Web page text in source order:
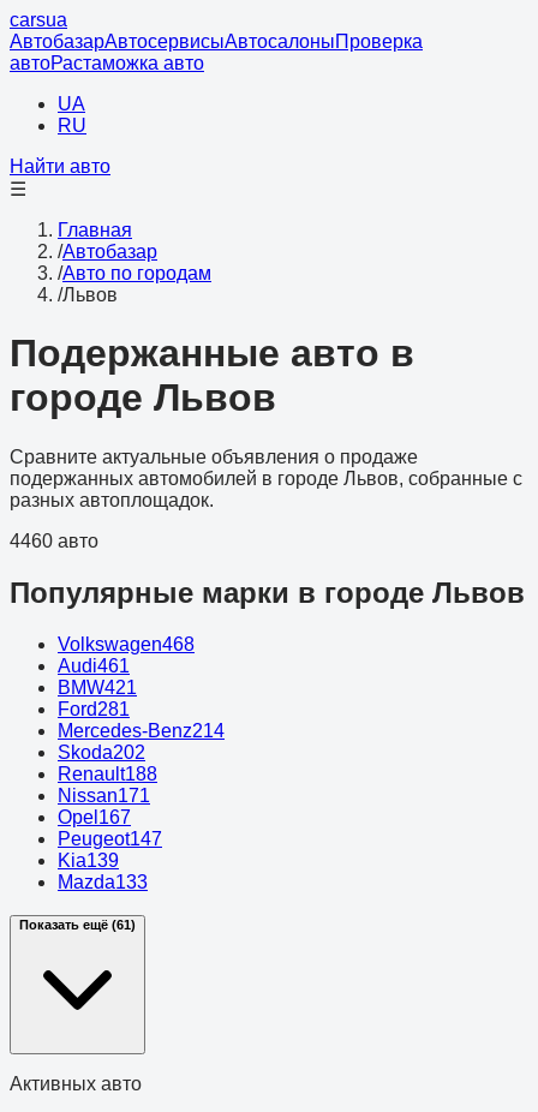
carsua
АвтобазарАвтосервисыАвтосалоныПроверка
автоРастаможка авто
UA
RU
Найти авто
☰
Главная
/Автобазар
/Авто по городам
/Львов
Подержанные авто в
городе Львов
Сравните актуальные объявления о продаже
подержанных автомобилей в городе Львов, собранные с
разных автоплощадок.
4460 авто
Популярные марки в городе Львов
Volkswagen468
Audi461
BMW421
Ford281
Mercedes-Benz214
Skoda202
Renault188
Nissan171
Opel 167
Peugeot147
Kia139
Mazda133
Показать ещё (61)
Активных авто